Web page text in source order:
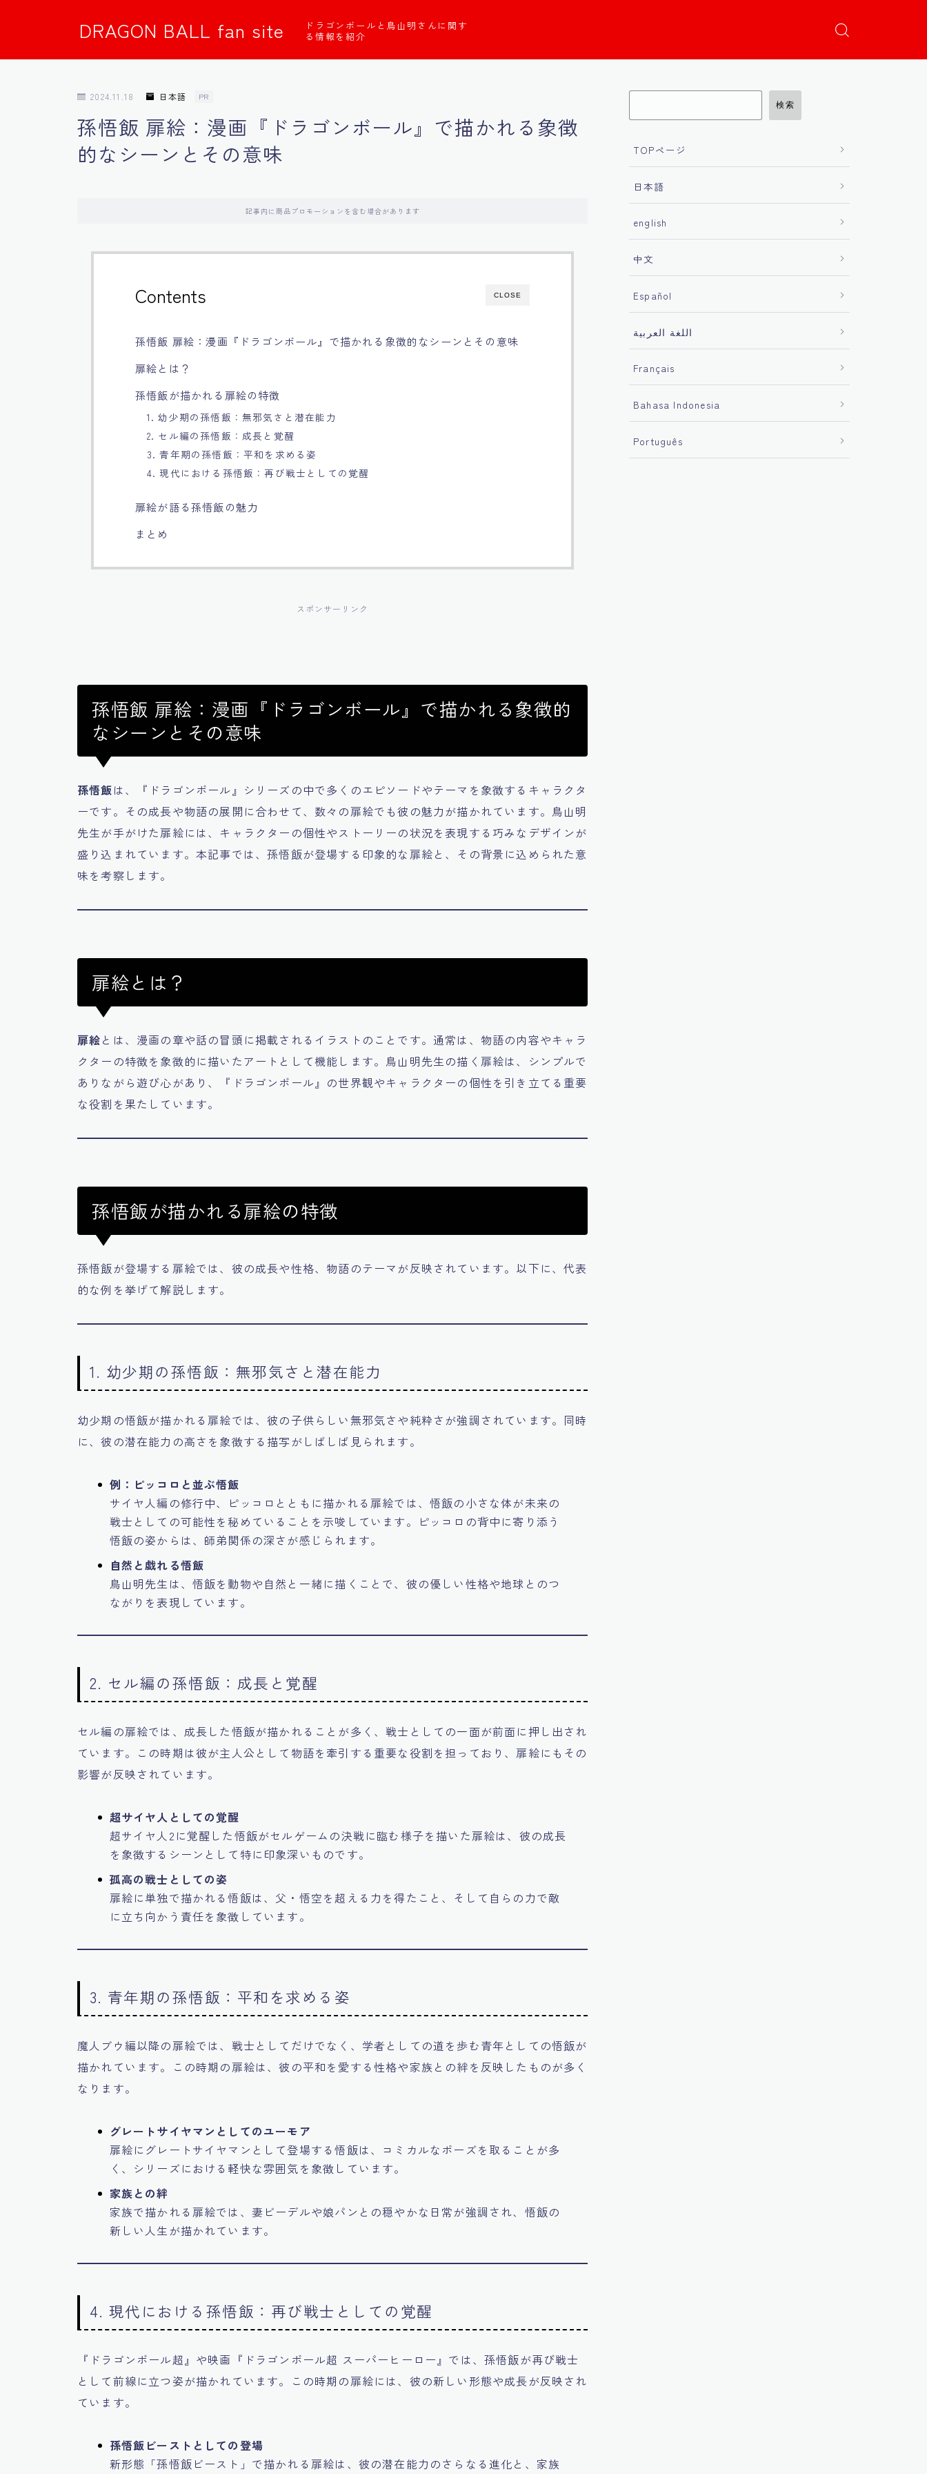
DRAGON BALL fan site
ドラゴンボールと鳥山明さんに関す
る情報を紹介
2024.11.18 日本語 PR
孫悟飯 扉絵：漫画『ドラゴンボール』で描かれる象徴
的なシーンとその意味
記事内に商品プロモーションを含む場合があります
CLOSE
Contents
孫悟飯 扉絵：漫画『ドラゴンボール』で描かれる象徴的なシーンとその意味
扉絵とは？
孫悟飯が描かれる扉絵の特徴
1. 幼少期の孫悟飯：無邪気さと潜在能力
2. セル編の孫悟飯：成長と覚醒
3. 青年期の孫悟飯：平和を求める姿
4. 現代における孫悟飯：再び戦士としての覚醒
扉絵が語る孫悟飯の魅力
まとめ
スポンサーリンク
孫悟飯 扉絵：漫画『ドラゴンボール』で描かれる象徴的
なシーンとその意味
孫悟飯は、『ドラゴンボール』シリーズの中で多くのエピソードやテーマを象徴するキャラクタ
ーです。その成長や物語の展開に合わせて、数々の扉絵でも彼の魅力が描かれています。鳥山明
先生が手がけた扉絵には、キャラクターの個性やストーリーの状況を表現する巧みなデザインが
盛り込まれています。本記事では、孫悟飯が登場する印象的な扉絵と、その背景に込められた意
味を考察します。
扉絵とは？
扉絵とは、漫画の章や話の冒頭に掲載されるイラストのことです。通常は、物語の内容やキャラ
クターの特徴を象徴的に描いたアートとして機能します。鳥山明先生の描く扉絵は、シンプルで
ありながら遊び心があり、『ドラゴンボール』の世界観やキャラクターの個性を引き立てる重要
な役割を果たしています。
孫悟飯が描かれる扉絵の特徴
孫悟飯が登場する扉絵では、彼の成長や性格、物語のテーマが反映されています。以下に、代表
的な例を挙げて解説します。
1. 幼少期の孫悟飯：無邪気さと潜在能力
幼少期の悟飯が描かれる扉絵では、彼の子供らしい無邪気さや純粋さが強調されています。同時
に、彼の潜在能力の高さを象徴する描写がしばしば見られます。
例：ピッコロと並ぶ悟飯
サイヤ人編の修行中、ピッコロとともに描かれる扉絵では、悟飯の小さな体が未来の
戦士としての可能性を秘めていることを示唆しています。ピッコロの背中に寄り添う
悟飯の姿からは、師弟関係の深さが感じられます。
自然と戯れる悟飯
鳥山明先生は、悟飯を動物や自然と一緒に描くことで、彼の優しい性格や地球とのつ
ながりを表現しています。
2. セル編の孫悟飯：成長と覚醒
セル編の扉絵では、成長した悟飯が描かれることが多く、戦士としての一面が前面に押し出され
ています。この時期は彼が主人公として物語を牽引する重要な役割を担っており、扉絵にもその
影響が反映されています。
超サイヤ人としての覚醒
超サイヤ人2に覚醒した悟飯がセルゲームの決戦に臨む様子を描いた扉絵は、彼の成長
を象徴するシーンとして特に印象深いものです。
孤高の戦士としての姿
扉絵に単独で描かれる悟飯は、父・悟空を超える力を得たこと、そして自らの力で敵
に立ち向かう責任を象徴しています。
3. 青年期の孫悟飯：平和を求める姿
魔人ブウ編以降の扉絵では、戦士としてだけでなく、学者としての道を歩む青年としての悟飯が
描かれています。この時期の扉絵は、彼の平和を愛する性格や家族との絆を反映したものが多く
なります。
グレートサイヤマンとしてのユーモア
扉絵にグレートサイヤマンとして登場する悟飯は、コミカルなポーズを取ることが多
く、シリーズにおける軽快な雰囲気を象徴しています。
家族との絆
家族で描かれる扉絵では、妻ビーデルや娘パンとの穏やかな日常が強調され、悟飯の
新しい人生が描かれています。
4. 現代における孫悟飯：再び戦士としての覚醒
『ドラゴンボール超』や映画『ドラゴンボール超 スーパーヒーロー』では、孫悟飯が再び戦士
として前線に立つ姿が描かれています。この時期の扉絵には、彼の新しい形態や成長が反映され
ています。
孫悟飯ビーストとしての登場
新形態「孫悟飯ビースト」で描かれる扉絵は、彼の潜在能力のさらなる進化と、家族
検索
TOPページ
日本語
english
中文
Español
اللغة العربية
Français
Bahasa Indonesia
Português